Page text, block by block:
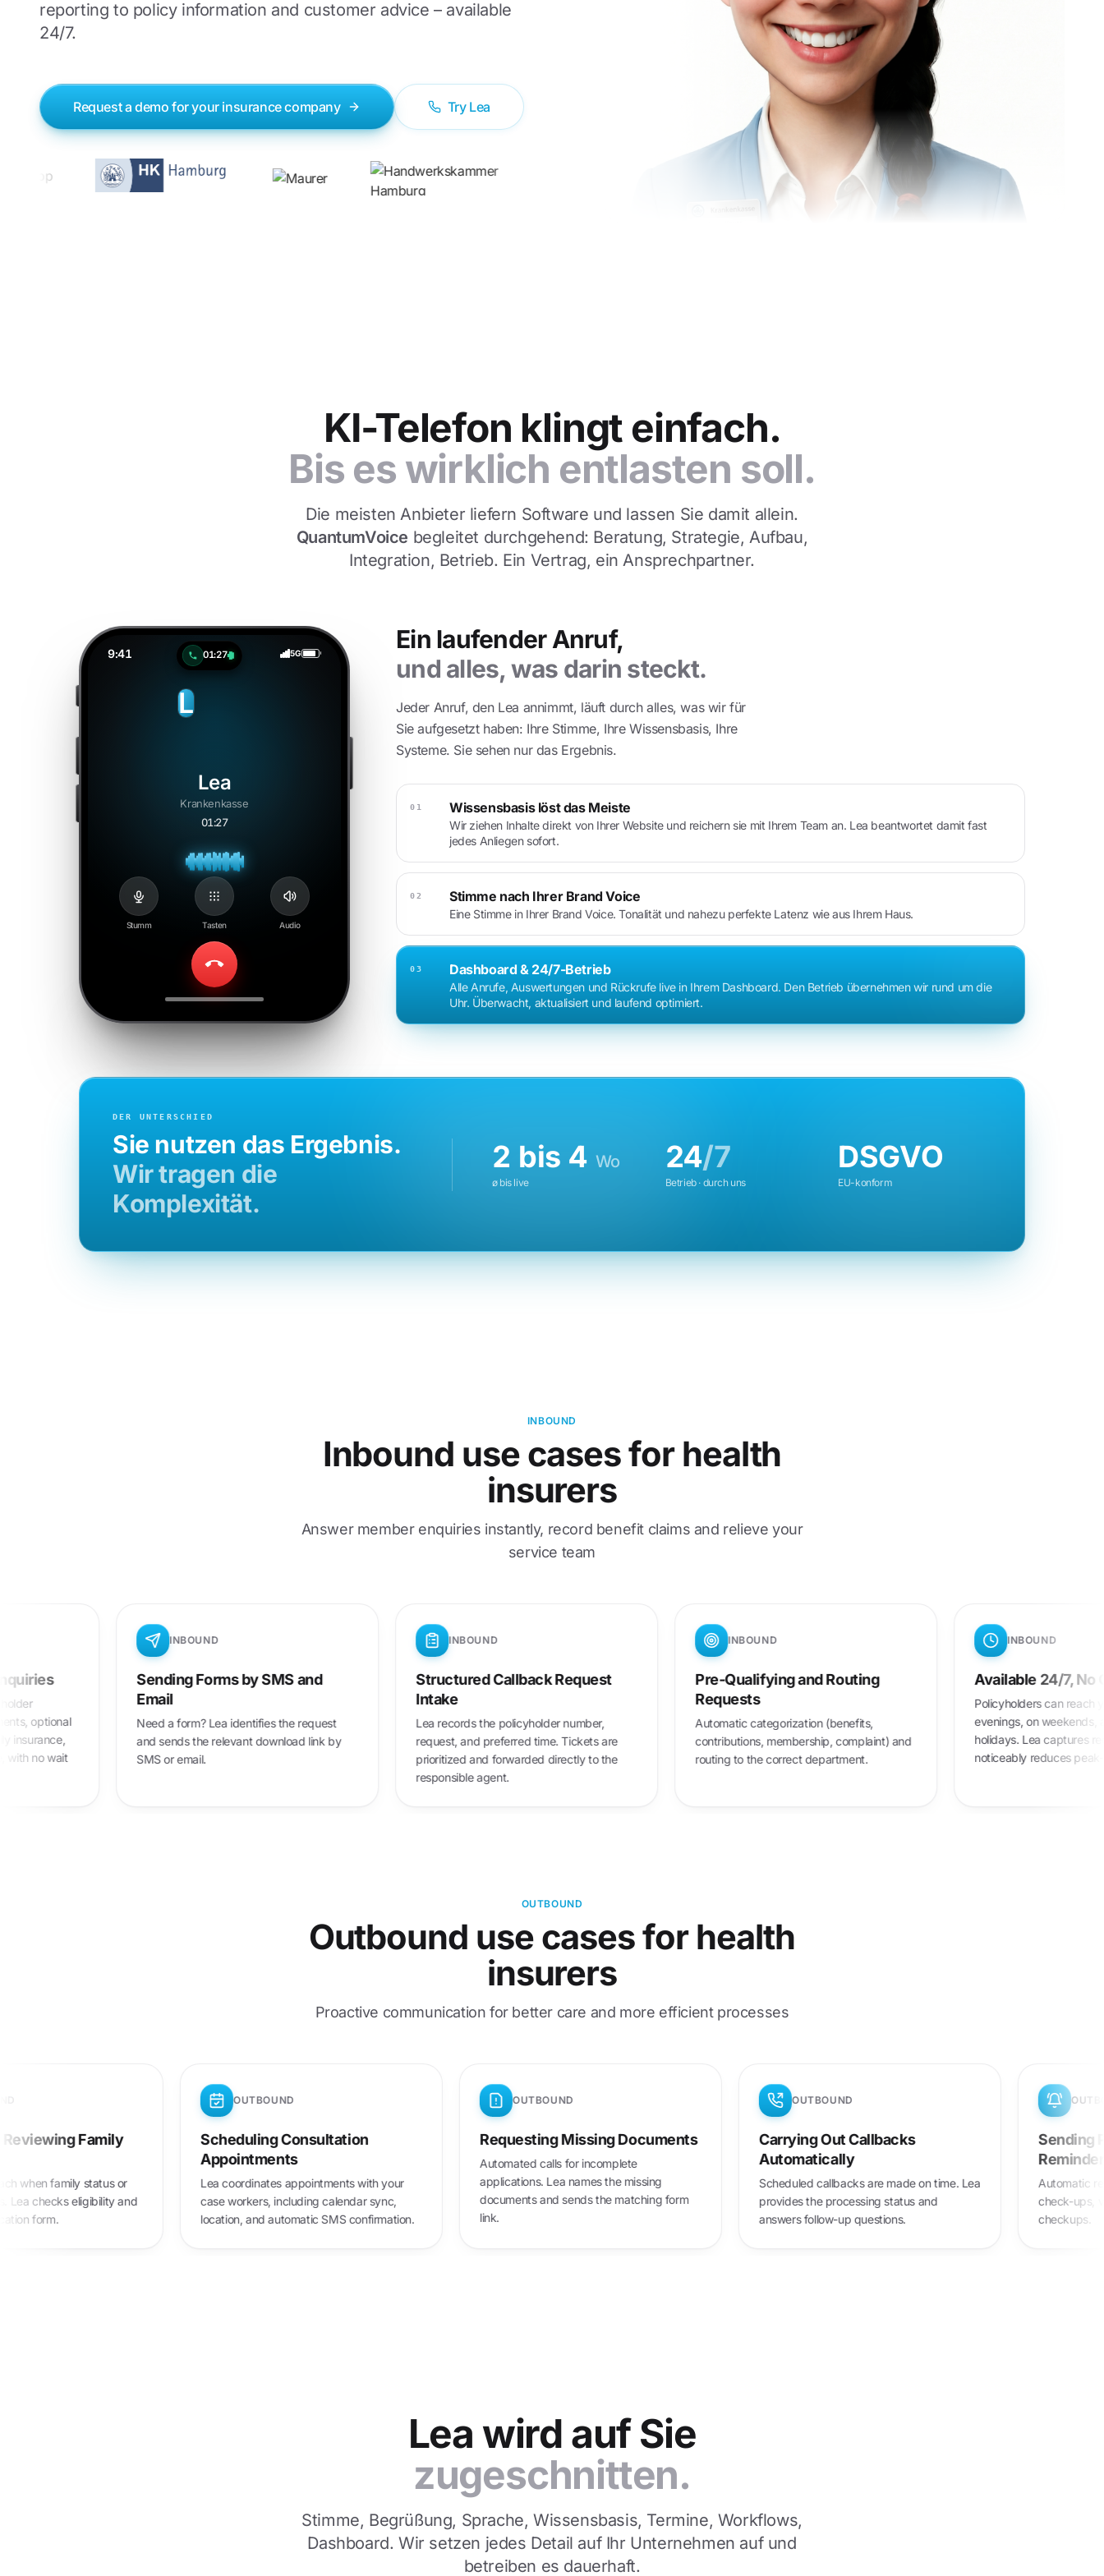
reporting to policy information and customer advice – available
24/7.
Request a demo for your insurance company Try Lea
KI-Telefon klingt einfach.
Bis es wirklich entlasten soll.
Die meisten Anbieter liefern Software und lassen Sie damit allein.
QuantumVoice begleitet durchgehend: Beratung, Strategie, Aufbau,
Integration, Betrieb. Ein Vertrag, ein Ansprechpartner.
9:41 5G
01:29
L
Lea
Krankenkasse
01:29
Stumm Tasten Audio
Ein laufender Anruf,
und alles, was darin steckt.
Jeder Anruf, den Lea annimmt, läuft durch alles, was wir für
Sie aufgesetzt haben: Ihre Stimme, Ihre Wissensbasis, Ihre
Systeme. Sie sehen nur das Ergebnis.
01 Wissensbasis löst das Meiste
Wir ziehen Inhalte direkt von Ihrer Website und reichern sie mit Ihrem Team an. Lea beantwortet damit fast
jedes Anliegen sofort.
02 Stimme nach Ihrer Brand Voice
Eine Stimme in Ihrer Brand Voice. Tonalität und nahezu perfekte Latenz wie aus Ihrem Haus.
03 Dashboard & 24/7-Betrieb
Alle Anrufe, Auswertungen und Rückrufe live in Ihrem Dashboard. Den Betrieb übernehmen wir rund um die
Uhr. Überwacht, aktualisiert und laufend optimiert.
DER UNTERSCHIED
Sie nutzen das Ergebnis.
Wir tragen die
Komplexität.
2 bis 4 Wo
ø bis live
24/7
Betrieb · durch uns
DSGVO
EU-konform
INBOUND
Inbound use cases for health
insurers
Answer member enquiries instantly, record benefit claims and relieve your
service team
INBOUND
Sending Forms by SMS and
Need a form? Lea identifies the request
and sends the relevant download link by
SMS or email.
INBOUND
Structured Callback Request
Lea records the policyholder number,
request, and preferred time. Tickets are
prioritized and forwarded directly to the
responsible agent.
INBOUND
Pre-Qualifying and Routing
Automatic categorization (benefits,
contributions, membership, complaint) and
routing to the correct department.
INBOUND
Available 24/7, No Overtime
Policyholders can reach your insurer
evenings, on weekends, and on public
holidays. Lea captures requests and
noticeably reduces peak-time spikes.
OUTBOUND
Outbound use cases for health
insurers
Proactive communication for better care and more efficient processes
Reviewing Family
outreach when family status or
changes. Lea checks eligibility and
the application form.
Scheduling Consultation
Appointments
Lea coordinates appointments with your
case workers, including calendar sync,
location, and automatic SMS confirmation.
Requesting Missing Documents
Automated calls for incomplete
applications. Lea names the missing
documents and sends the matching form
Carrying Out Callbacks
Automatically
Scheduled callbacks are made on time. Lea
provides the processing status and
answers follow-up questions.
Lea wird auf Sie
zugeschnitten.
Stimme, Begrüßung, Sprache, Wissensbasis, Termine, Workflows,
Dashboard. Wir setzen jedes Detail auf Ihr Unternehmen auf und
betreiben es dauerhaft.